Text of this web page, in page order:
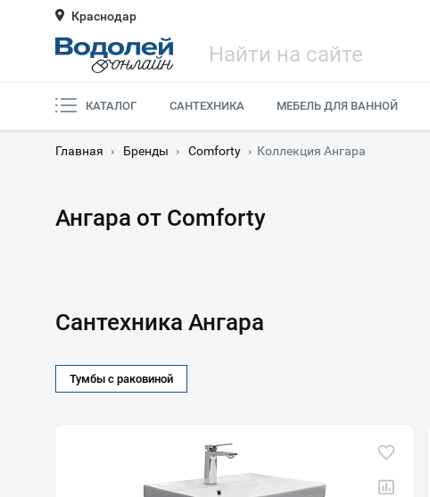
Краснодар
КАТАЛОГ САНТЕХНИКА МЕБЕЛЬ ДЛЯ ВАННОЙ
Главная › Бренды › Comforty › Коллекция Ангара
Ангара от Comforty
Сантехника Ангара
Тумбы с раковиной